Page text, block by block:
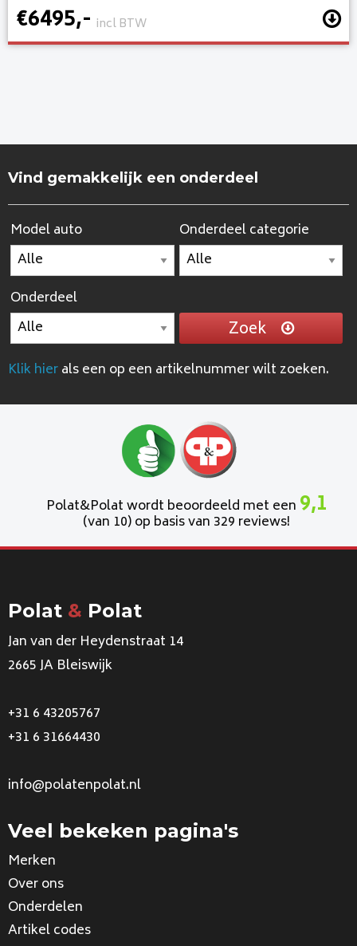
€6495,- incl BTW
Vind gemakkelijk een onderdeel
Model auto Onderdeel categorie
Onderdeel
Zoek
Klik hierals een op een artikelnummer wilt zoeken.
Polat&Polat wordt beoordeeld met een 9,1
(van 10) op basis van 329 reviews!
Polat & Polat
Jan van der Heydenstraat 14
2665 JA Bleiswijk
+31 6 43205767
+31 6 31664430
info@polatenpolat.nl
Veel bekeken pagina's
Merken
Over ons
Onderdelen
Artikel codes